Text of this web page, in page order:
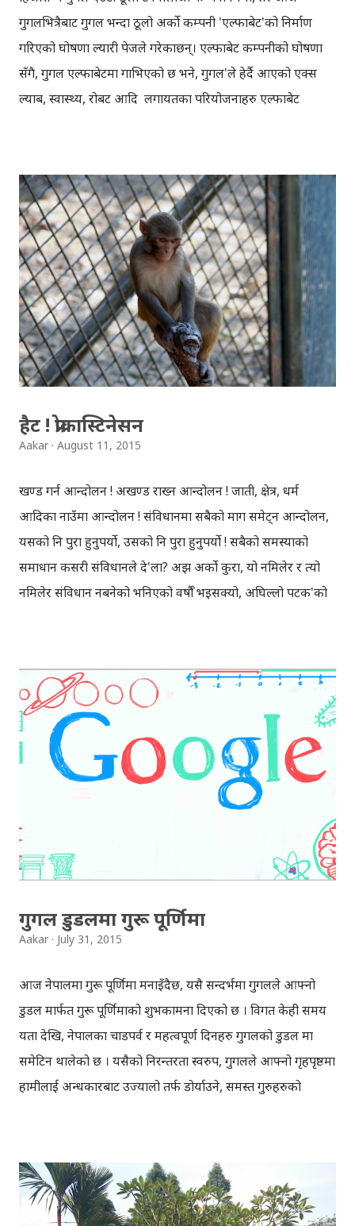
गुगलभित्रैबाट गुगल भन्दा ठूलो अर्को कम्पनी 'एल्फाबेट'को निर्माण
गरिएको घोषणा ल्यारी पेजले गरेकाछन्। एल्फाबेट कम्पनीको घोषणा
सँगै, गुगल एल्फाबेटमा गाभिएको छ भने, गुगल'ले हेर्दै आएको एक्स
ल्याब, स्वास्थ्य, रोबट आदि लगायतका परियोजनाहरु एल्फाबेट
घोषणा सँगै, गुगलका सम्पूर्ण सेयरहरु एल्फाबेटमा सरेको छ ।
एल्फाबेटको सिइओ ल्यारी पेज आफैँ रहेकाछन् । क्रोम, एन्ड्रोइड आदि
हेर्दै आएका सुन्दर पिचाइ, गुगलको नयाँ सिइओ नियुक्त भएका छन् ।
एल्फाबेट अन्तर्गत गुगल लगायतका अन्य धेरै कम्पनीहरु हुनेछन् ।
ल्यारी पेजका अनुसार, ती सबै कम्पनीमा छुट्टाछुट्टै सिइओ हुनेछन्,
सुपेरिवेक्षण तथा लगानी भने एल्फाबेटले गर्नेछ । अब गुगल होइन,
एल्फाबेट कम्पनी भन्ने गरौँ। ➤ आकारपोष्ट एन्ड्रोइड एप् डाउनलोड गर्नुस्
।
हैट ! प्रोक्रास्टिनेसन
Aakar August 11, 2015
खण्ड गर्न आन्दोलन ! अखण्ड राख्न आन्दोलन ! जाती, क्षेत्र, धर्म
आदिका नाउँमा आन्दोलन ! संविधानमा सबैको माग समेट्न आन्दोलन,
यसको नि पुरा हुनुपर्यो, उसको नि पुरा हुनुपर्यो ! सबैको समस्याको
समाधान कसरी संविधानले दे'ला? अझ अर्को कुरा, यो नमिलेर र त्यो
नमिलेर संविधान नबनेको भनिएको वर्षौँ भइसक्यो, अघिल्लो पटक'को
कसरी के गर्ने थाहा छैन, जनताको जिवनस्तर कसरी उकासिन्छ केही
अनुसन्धान भएजस्तो लाग्दैन । संघियता भइसकेपछि सबै आफैँ ठिक
हुन्छ भने जस्तो हिसाबले मात्र कुरा भइरहेकोछ। हालैका महिनाहरुमा
आफू घरमा 'अनप्रडक्टिभ' भएको आभास भइरहेकोछ । कामहरु गर्छु
भनेर थाती राखेको महिनौँ भइसक्यो । अफिसबाट घर फर्केपछि, घरमा
बिताइने समयमा कसरी 'प्रडक्टिभ' बन्न सकिएला भनेर घोत्लिदाँ अनेक
समस्याहरु देखिए, मलाई लाग्यो ती समस्याहरु समाधान भयो भने त म
'प्रडक्टिभ' भइहाल्छु । मैले धेरैपटक धेरैलाई भनेको पनि थिँए, घरमा
आयो बत्ति हुन्न, बत्ति भएको बेला इन्टरनेट हुन्न, ...
गुगल डुडलमा गुरू पूर्णिमा
Aakar July 31, 2015
आज नेपालमा गुरू पूर्णिमा मनाइँदैछ, यसै सन्दर्भमा गुगलले आफ्नो
डुडल मार्फत गुरू पूर्णिमाको शुभकामना दिएको छ । विगत केही समय
यता देखि, नेपालका चाडपर्व र महत्वपूर्ण दिनहरु गुगलको डुडल मा
समेटिन थालेको छ । यसैको निरन्तरता स्वरुप, गुगलले आफ्नो गृहपृष्ठमा
हामीलाई अन्धकारबाट उज्यालो तर्फ डोर्याउने, समस्त गुरुहरुको
अनुसार , संस्कृत शव्द गुरुको शाब्दिक अर्थ गुको अर्थ अन्धकार र रु
को अर्थ प्रकाश भन्ने हुन्छ । 'गिरति अज्ञानं इति गुरूः' अर्थात् अज्ञानलाई
हटाएर ज्ञान प्रदान गर्नेलाई गुरू भनिन्छ। यसप्रकार गुरू नै यथार्थ ब्रह्म हो।